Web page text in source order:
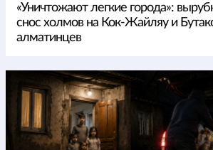
«Уничтожают легкие города»:
снос холмов на Кок-Жайляу и
алматинцев